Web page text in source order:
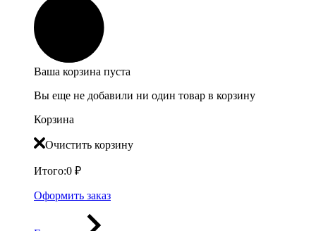
Ваша корзина пуста
Вы еще не добавили ни один товар в корзину
Корзина
Очистить корзину
Итого:0 ₽
Оформить заказ